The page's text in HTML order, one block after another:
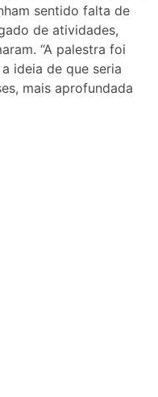
sentido falta de
de atividades,
“A palestra foi
ideia de que seria
mais aprofundada